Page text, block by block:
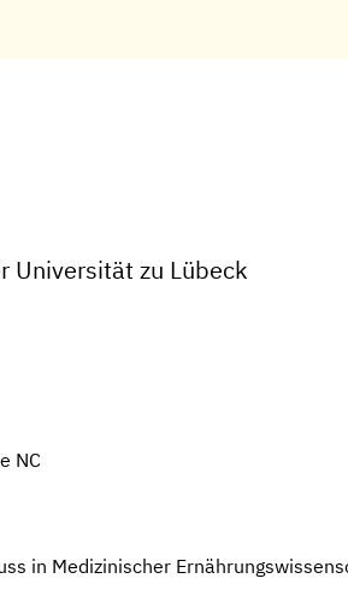
Universität zu Lübeck
NC
in Medizinischer